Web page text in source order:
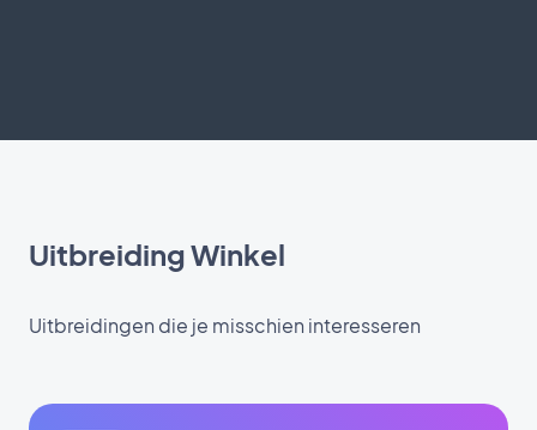
Uitbreiding Winkel
Uitbreidingen die je misschien interesseren